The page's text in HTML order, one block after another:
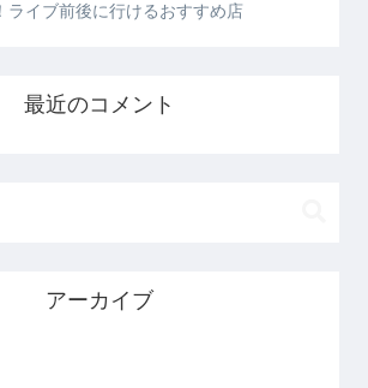
ライブ前後に行けるおすすめ店
最近のコメント
アーカイブ